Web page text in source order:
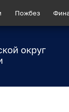
Пожбез
округ